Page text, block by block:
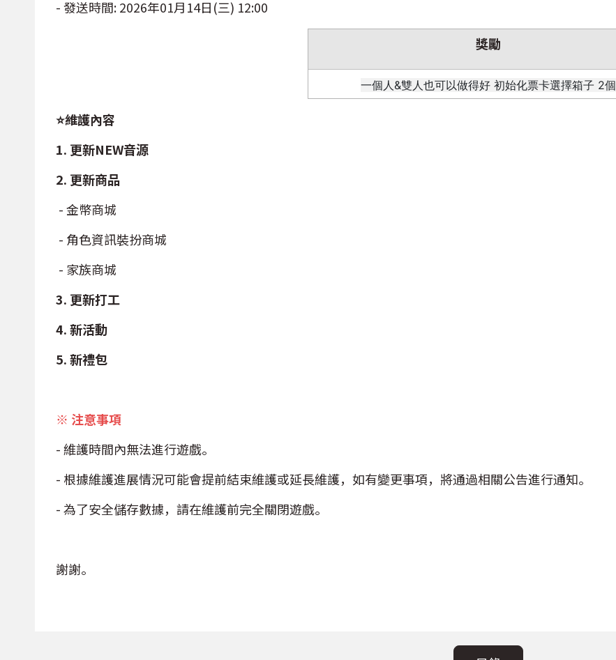
- 發送時間: 2026年01月14日(三) 12:00
獎勵
一個人&雙人也可以做得好 初始化票卡選擇箱子 2個
⭐維護內容
1. 更新NEW音源
2. 更新商品
- 金幣商城
- 角色資訊裝扮商城
- 家族商城
3. 更新打工
4. 新活動
5. 新禮包
※ 注意事項
- 維護時間內無法進行遊戲。
- 根據維護進展情況可能會提前結束維護或延長維護，如有變更事項，將通過相關公告進行通知。
- 為了安全儲存數據，請在維護前完全關閉遊戲。
謝謝。